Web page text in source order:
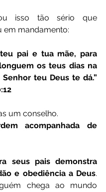
isso tão sério que
em mandamento:
teu pai e tua mãe, para
os teus dias na
teu Deus te dá.”
um conselho.
acompanhada de
seus pais demonstra
e obediência a Deus.
chega ao mundo